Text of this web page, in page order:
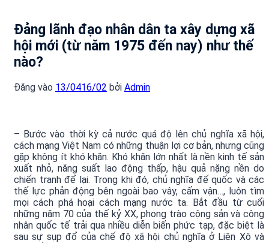
Đảng lãnh đạo nhân dân ta xây dựng xã
hội mới (từ năm 1975 đến nay) như thế
nào?
Đăng vào 13/0416/02 bởi Admin
– Bước vào thời kỳ cả nước quá độ lên chủ nghĩa xã hội,
cách mạng Việt Nam có những thuận lợi cơ bản, nhưng cũng
gặp không ít khó khăn. Khó khăn lớn nhất là nền kinh tế sản
xuất nhỏ, năng suất lao động thấp, hậu quả nặng nền do
chiến tranh để lại. Trong khi đó, chủ nghĩa đế quốc và các
thế lực phản động bên ngoài bao vây, cấm vận…, luôn tìm
mọi cách phá hoại cách mạng nước ta. Bắt đầu từ cuối
những năm 70 của thế kỷ XX, phong trào cộng sản và công
nhân quốc tế trải qua nhiều diễn biến phức tạp, đặc biệt là
sau sự sụp đổ của chế độ xã hội chủ nghĩa ở Liên Xô và